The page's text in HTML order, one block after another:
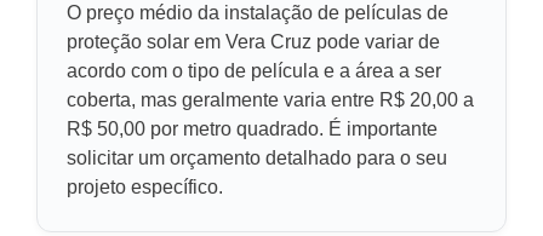
O preço médio da instalação de películas de
proteção solar em Vera Cruz pode variar de
acordo com o tipo de película e a área a ser
coberta, mas geralmente varia entre R$ 20,00 a
R$ 50,00 por metro quadrado. É importante
solicitar um orçamento detalhado para o seu
projeto específico.